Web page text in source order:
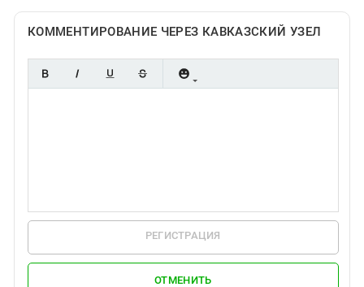
КОММЕНТИРОВАНИЕ ЧЕРЕЗ КАВКАЗСКИЙ УЗЕЛ
РЕГИСТРАЦИЯ
ОТМЕНИТЬ